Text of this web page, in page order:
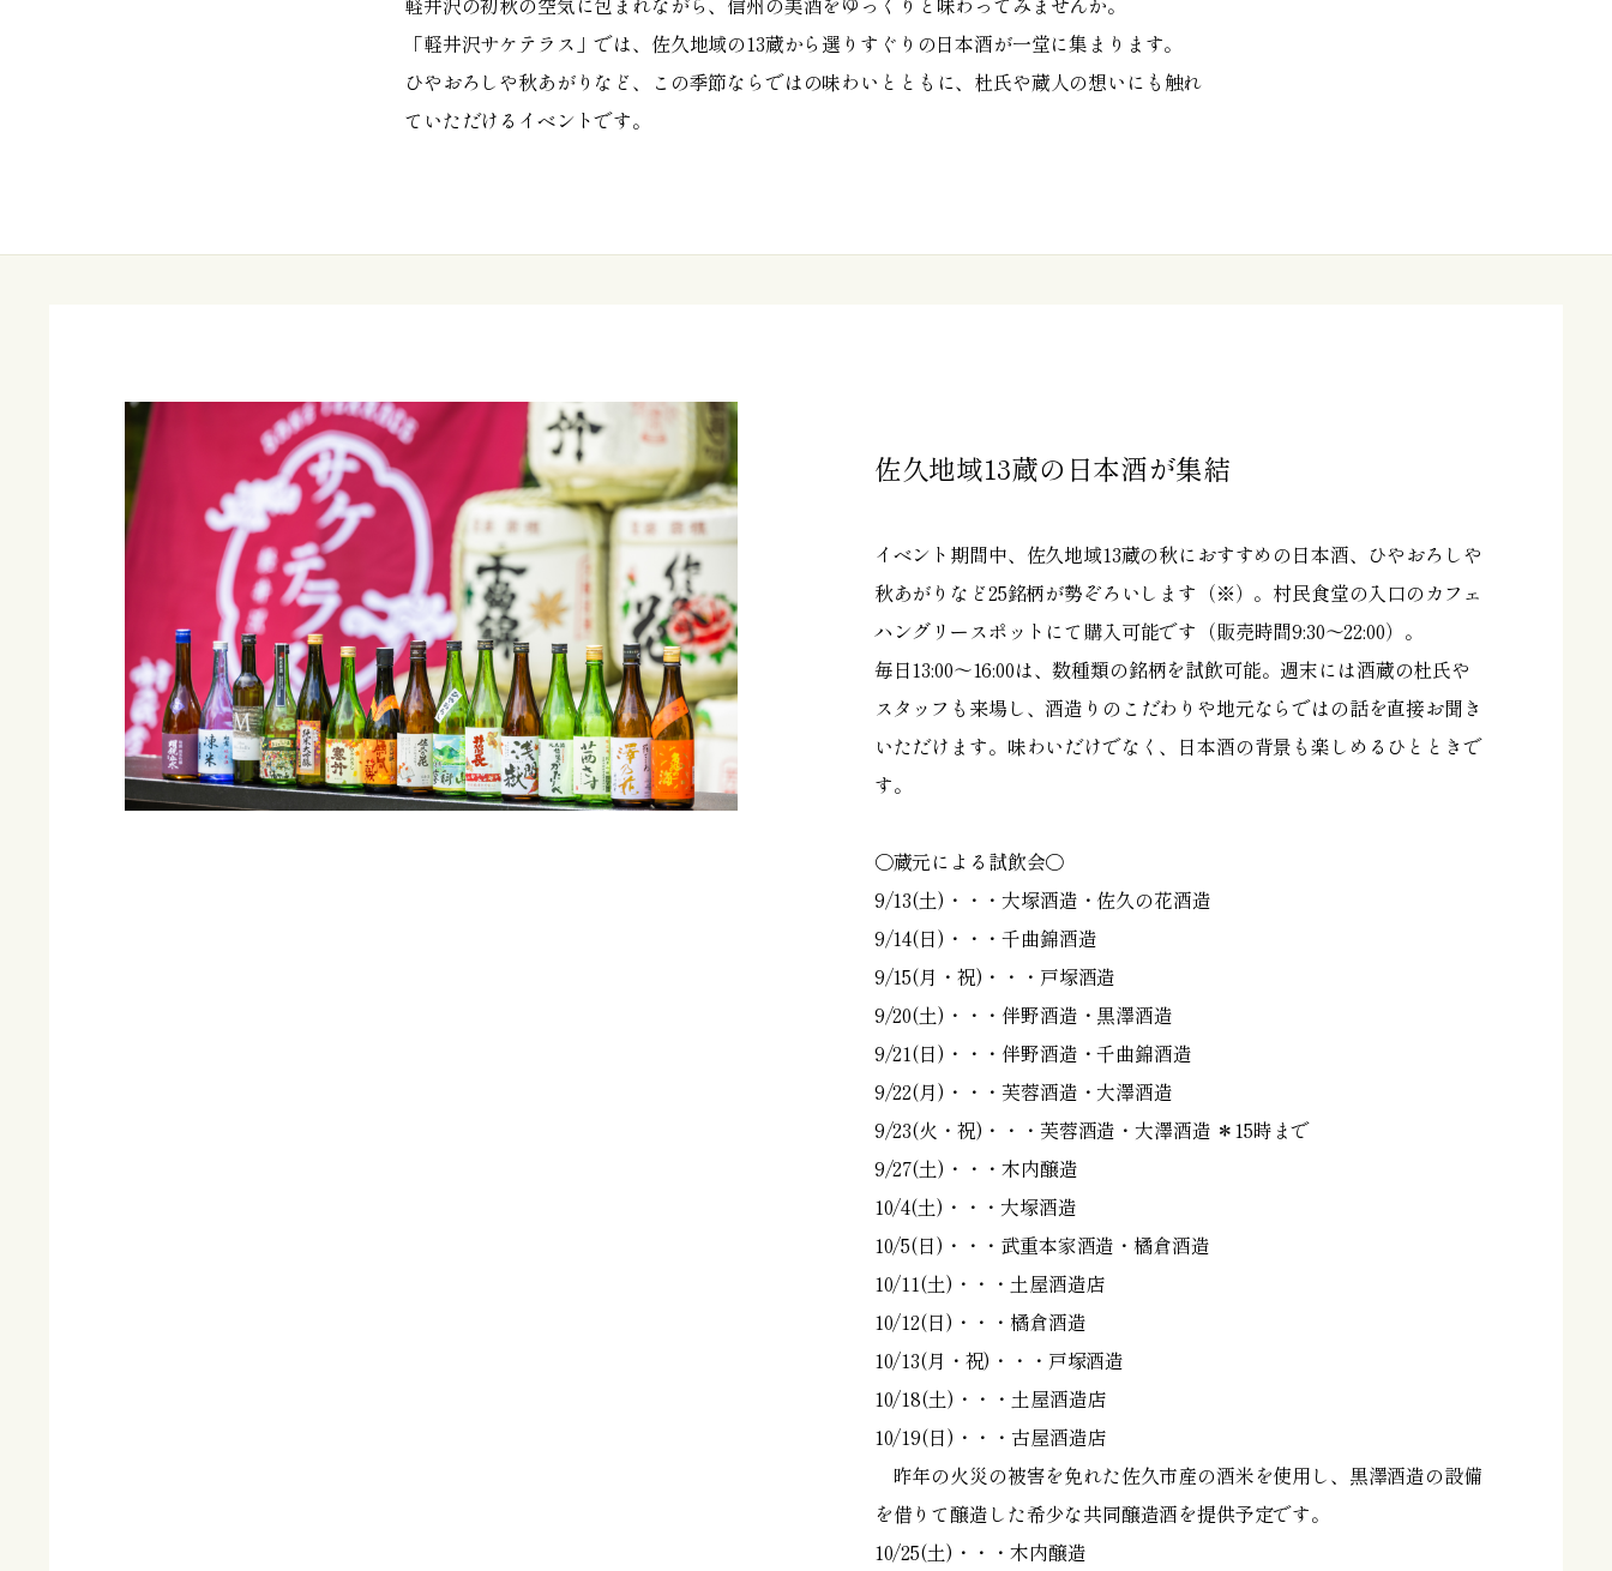
「軽井沢サケテラス」では、佐久地域の13蔵から選りすぐりの日本酒が一堂に集まります。
ひやおろしや秋あがりなど、この季節ならではの味わいとともに、杜氏や蔵人の想いにも触れ
ていただけるイベントです。
佐久地域13蔵の日本酒が集結
イベント期間中、佐久地域13蔵の秋におすすめの日本酒、ひやおろしや
秋あがりなど25銘柄が勢ぞろいします（※）。村民食堂の入口のカフェ
ハングリースポットにて購入可能です（販売時間9:30～22:00）。
毎日13:00〜16:00は、数種類の銘柄を試飲可能。週末には酒蔵の杜氏や
スタッフも来場し、酒造りのこだわりや地元ならではの話を直接お聞き
いただけます。味わいだけでなく、日本酒の背景も楽しめるひとときで
す。
〇蔵元による試飲会〇
9/13(土)・・・大塚酒造・佐久の花酒造
9/14(日)・・・千曲錦酒造
9/15(月・祝)・・・戸塚酒造
9/20(土)・・・伴野酒造・黒澤酒造
9/21(日)・・・伴野酒造・千曲錦酒造
9/22(月)・・・芙蓉酒造・大澤酒造
9/23(火・祝)・・・芙蓉酒造・大澤酒造 ＊15時まで
9/27(土)・・・木内醸造
10/4(土)・・・大塚酒造
10/5(日)・・・武重本家酒造・橘倉酒造
10/11(土)・・・土屋酒造店
10/12(日)・・・橘倉酒造
10/13(月・祝)・・・戸塚酒造
10/18(土)・・・土屋酒造店
10/19(日)・・・古屋酒造店
昨年の火災の被害を免れた佐久市産の酒米を使用し、黒澤酒造の設備
を借りて醸造した希少な共同醸造酒を提供予定です。
10/25(土)・・・木内醸造